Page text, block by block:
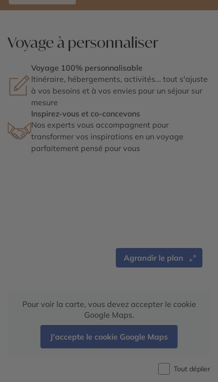
Voyage à personnaliser
Voyage 100% personnalisable
Itinéraire, hébergements, activités... tout s'ajuste
à vos besoins et à vos envies pour un séjour sur
mesure
Inspirez-vous et co-concevons
Nos experts vous accompagnent pour
transformer vos inspirations en un voyage
parfaitement pensé pour vous
Agrandir le plan
Pour voir la carte, vous devez accepter le cookie
Google Maps.
J'accepte le cookie Google Maps
Tout déplier